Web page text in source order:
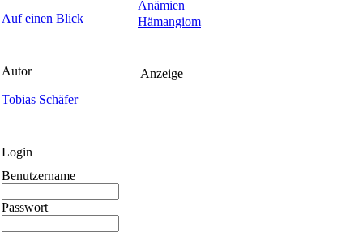
Auf einen Blick
Autor
Tobias Schäfer
Login
Benutzername
Passwort
Anämien
Hämangiom
Anzeige